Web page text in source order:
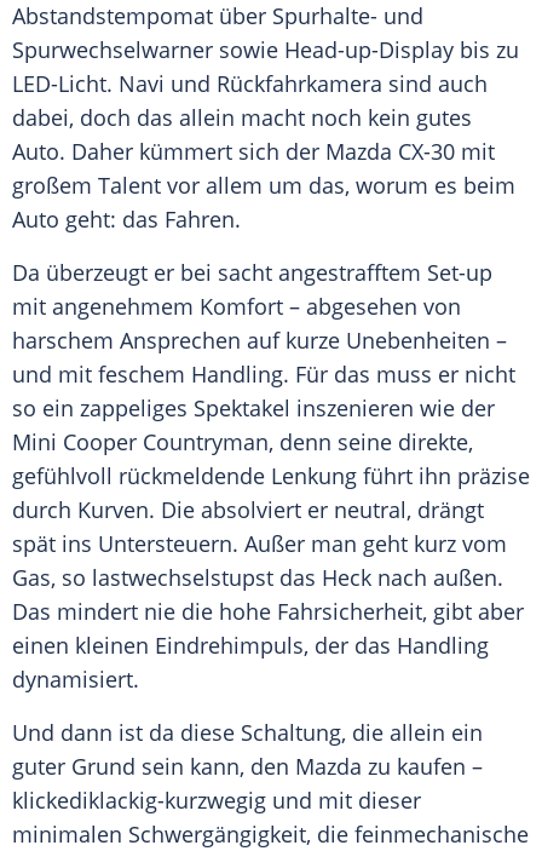
Abstandstempomat über Spurhalte- und
Spurwechselwarner sowie Head-up-Display bis zu
LED-Licht. Navi und Rückfahrkamera sind auch
dabei, doch das allein macht noch kein gutes
Auto. Daher kümmert sich der Mazda CX-30 mit
großem Talent vor allem um das, worum es beim
Auto geht: das Fahren.
Da überzeugt er bei sacht angestrafftem Set-up
mit angenehmem Komfort – abgesehen von
harschem Ansprechen auf kurze Unebenheiten –
und mit feschem Handling. Für das muss er nicht
so ein zappeliges Spektakel inszenieren wie der
Mini Cooper Countryman, denn seine direkte,
gefühlvoll rückmeldende Lenkung führt ihn präzise
durch Kurven. Die absolviert er neutral, drängt
spät ins Untersteuern. Außer man geht kurz vom
Gas, so lastwechselstupst das Heck nach außen.
Das mindert nie die hohe Fahrsicherheit, gibt aber
einen kleinen Eindrehimpuls, der das Handling
dynamisiert.
Und dann ist da diese Schaltung, die allein ein
guter Grund sein kann, den Mazda zu kaufen –
klickediklackig-kurzwegig und mit dieser
minimalen Schwergängigkeit, die feinmechanische